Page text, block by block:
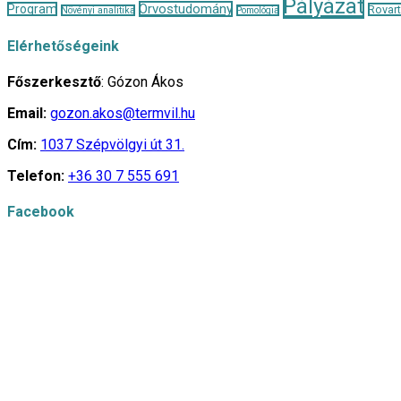
Program Növényi analitika Orvostudomány Pomológia Pályázat
Elérhetőségeink
Főszerkesztő: Gózon Ákos
Email: gozon.akos@termvil.hu
Cím: 1037 Szépvölgyi út 31.
Telefon: +36 30 7 555 691
Facebook